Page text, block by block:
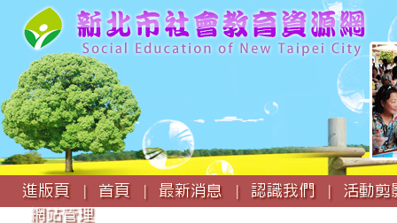
:::
進版頁 |
首頁 | 最新消息 | 認識我們 |
活動
網站管理